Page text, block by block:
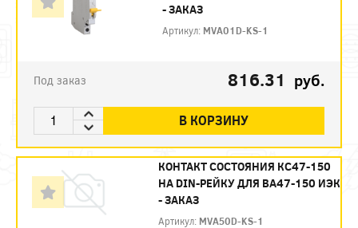
- ЗАКАЗ
Артикул: MVA01D-KS-1
Под заказ 816.31 руб.
В КОРЗИНУ
КОНТАКТ СОСТОЯНИЯ КС47-150
НА DIN-РЕЙКУ ДЛЯ ВА47-150 ИЭК
- ЗАКАЗ
Артикул: MVA50D-KS-1